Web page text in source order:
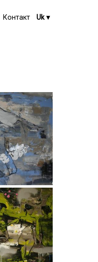
Контакт Uk▾